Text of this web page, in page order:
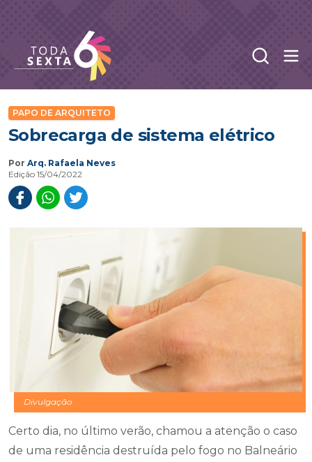
Toda Sexta - 4oito
PAPO DE ARQUITETO
Sobrecarga de sistema elétrico
Por Arq. Rafaela Neves
Edição 15/04/2022
Divulgação
Certo dia, no último verão, chamou a atenção o caso
de uma residência destruída pelo fogo no Balneário